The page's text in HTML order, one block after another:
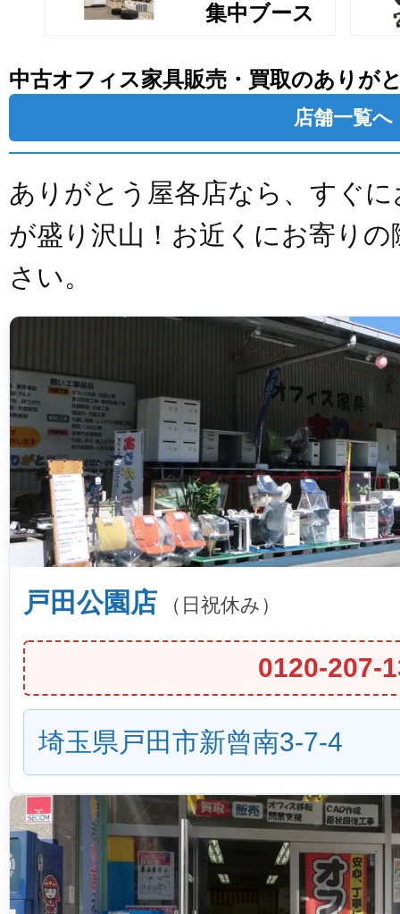
集中ブース
中古オフィス家具販売・買取のありが
店舗一覧へ
ありがとう屋各店なら、すぐ
が盛り沢山！お近くにお寄り
さい。
戸田公園店 （日祝休み）
0120-207-
埼玉県戸田市新曾南3-7-4